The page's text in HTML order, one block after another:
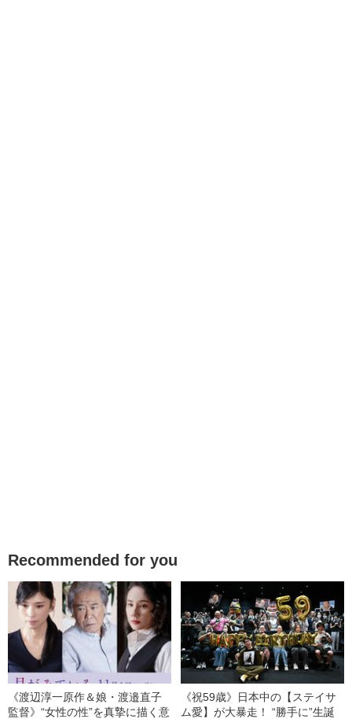
Recommended for you
《渡辺淳一原作＆娘・渡邉直子
監督》“女性の性”を真摯に描く意
《祝59歳》日本中の【ステイサ
ム愛】が大暴走！ “勝手に”生誕